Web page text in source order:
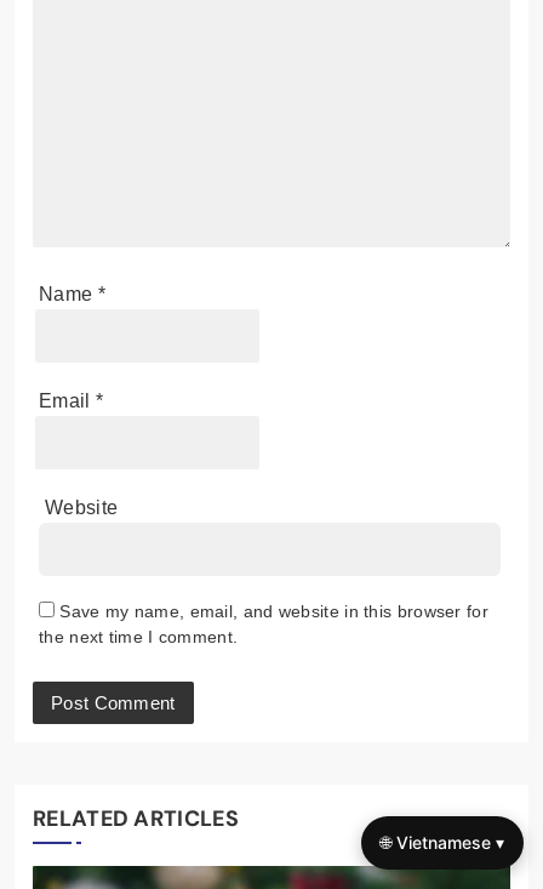
Name *
Email *
Website
Save my name, email, and website in this browser for
the next time I comment.
RELATED ARTICLES
🌐 Vietnamese ▾